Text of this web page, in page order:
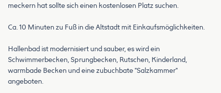
meckern hat sollte sich einen kostenlosen Platz suchen.
Ca. 10 Minuten zu Fuß in die Altstadt mit Einkaufsmöglichkeiten.
Hallenbad ist modernisiert und sauber, es wird ein
Schwimmerbecken, Sprungbecken, Rutschen, Kinderland,
warmbade Becken und eine zubuchbate "Salzkammer"
angeboten.